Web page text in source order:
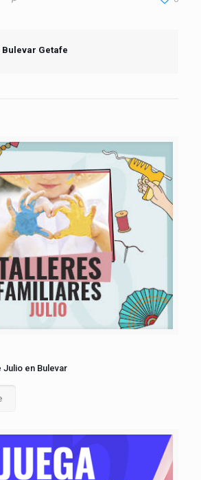
Bulevar Getafe
en Bulevar